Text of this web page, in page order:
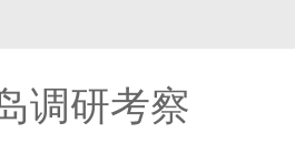
调研考察